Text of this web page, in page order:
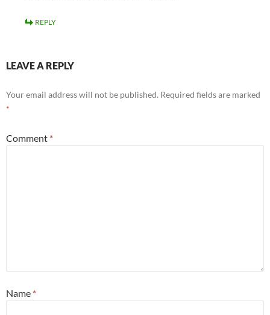
REPLY
LEAVE A REPLY
Your email address will not be published. Required fields are marked
*
Comment *
Name *